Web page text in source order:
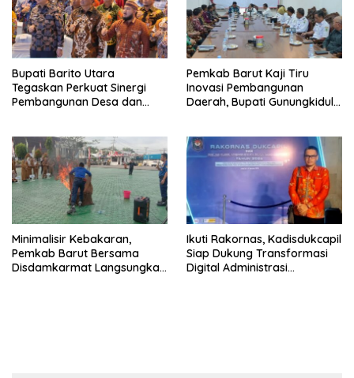
Bupati Barito Utara
Tegaskan Perkuat Sinergi
Pembangunan Desa dan
Pemkab Barut Kaji Tiru
Inovasi Pembangunan
Daerah, Bupati Gunungkidul
Lokal dan Pelestarian
Lingkungan
Minimalisir Kebakaran,
Pemkab Barut Bersama
Disdamkarmat Langsungkan
Ikuti Rakornas, Kadisdukcapil
Siap Dukung Transformasi
Digital Administrasi